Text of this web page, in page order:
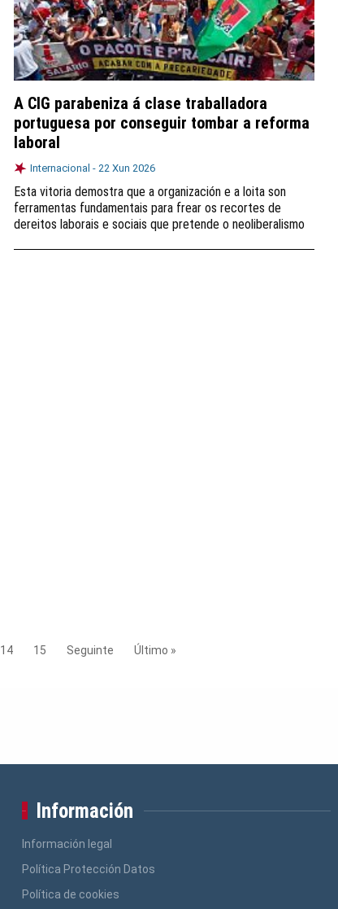
A CIG parabeniza á clase traballadora
portuguesa por conseguir tombar a reforma
laboral
Internacional - 22 Xun 2026
Esta vitoria demostra que a organización e a loita son
ferramentas fundamentais para frear os recortes de
dereitos laborais e sociais que pretende o neoliberalismo
14 15 Seguinte Último »
Información
Información legal
Política Protección Datos
Política de cookies